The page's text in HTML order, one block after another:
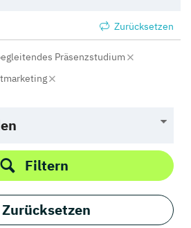
Zurücksetzen
Präsenzstudium
Filtern
Zurücksetzen